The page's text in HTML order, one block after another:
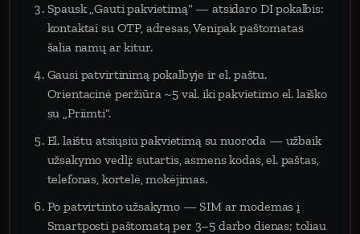
Spausk „Gauti pakvietimą“ — atsidaro DI pokalbis:
kontaktai su OTP, adresas, Venipak paštomatas
šalia namų ar kitur.
Gausi patvirtinimą pokalbyje ir el. paštu.
Orientacinė peržiūra ~5 val. iki pakvietimo el. laiško
su „Priimti“.
El. laištu atsiųsiu pakvietimą su nuoroda — užbaik
užsakymo vedlį: sutartis, asmens kodas, el. paštas,
telefonas, kortelė, mokėjimas.
Po patvirtinto užsakymo — SIM ar modemas į
Smartposti paštomatą per 3–5 darbo dienas; toliau